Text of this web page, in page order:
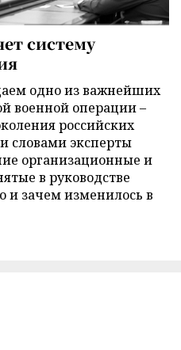
систему
одно из важнейших
военной операции –
российских
словами эксперты
организационные и
в руководстве
зачем изменилось в